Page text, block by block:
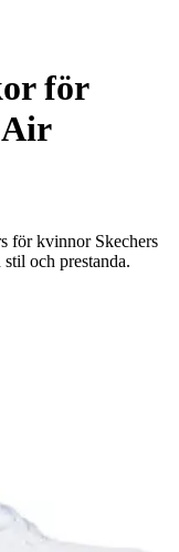
för
Air
för kvinnor Skechers
och prestanda.